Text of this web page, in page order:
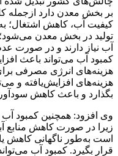
بر بخش معدن دارد ازجمله
کیفیت آب، کاهش اشتغال؛
تولید در بخش معدن می‌شود؛
آب نیاز دارند و در صورت
کمبود آب می‌تواند باعث
هزینه‌های انرژی مصرفی
هزینه‌های افزایش‌یافته و
بگذارد و باعث کاهش
وی افزود: همچنین کمبود
زیرا در صورت کاهش
است به‌طور ناگهانی کاهش
قرار بگیرد. کمبود آب